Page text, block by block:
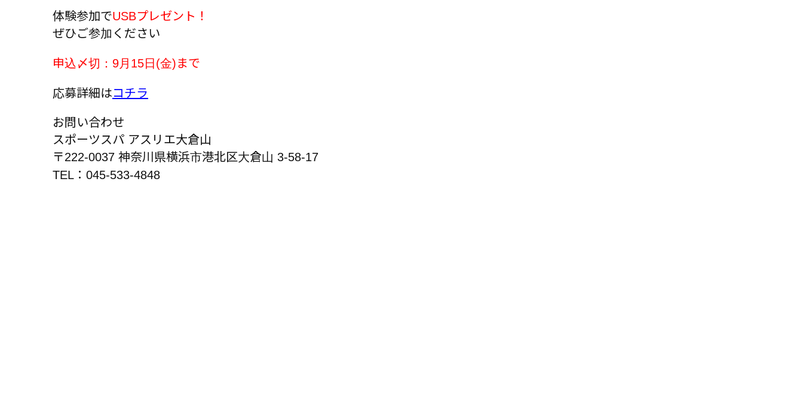
体験参加でUSBプレゼント！
ぜひご参加ください
申込〆切：9月15日(金)まで
応募詳細はコチラ
お問い合わせ
スポーツスパ アスリエ大倉山
〒222-0037 神奈川県横浜市港北区大倉山 3-58-17
TEL：045-533-4848